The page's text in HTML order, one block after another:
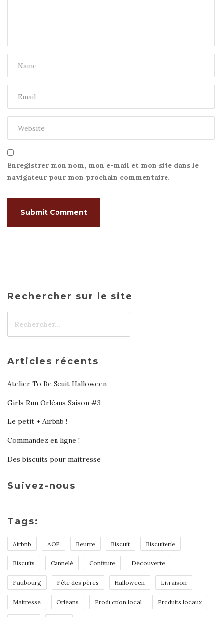
Enregistrer mon nom, mon e-mail et mon site dans le
navigateur pour mon prochain commentaire.
Rechercher sur le site
Articles récents
Atelier To Be Scuit Halloween
Girls Run Orléans Saison #3
Le petit + Airbnb !
Commandez en ligne !
Des biscuits pour maitresse
Suivez-nous
Tags:
Airbnb AOP Beurre Biscuit Biscuiterie
Biscuits Cannelé Confiture Découverte
Faubourg Fête des pères Halloween Livraison
Maitresse Orléans Production local Produits locaux